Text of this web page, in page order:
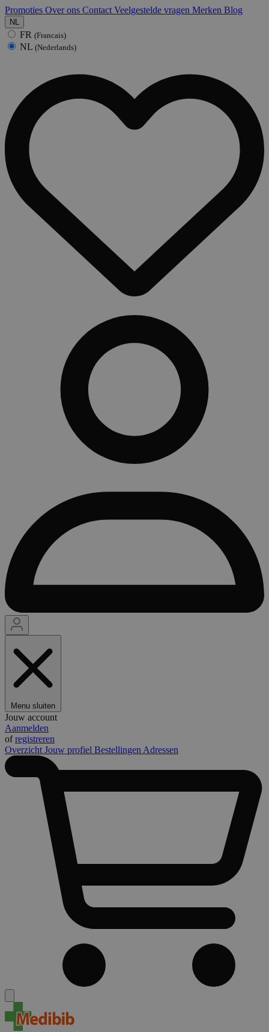
Promoties Over ons Contact Veelgestelde vragen Merken Blog
NL
FR (Francais)
NL (Nederlands)
Menu sluiten
Jouw account
Aanmelden
ofregistreren
Overzicht Jouw profiel Bestellingen Adressen